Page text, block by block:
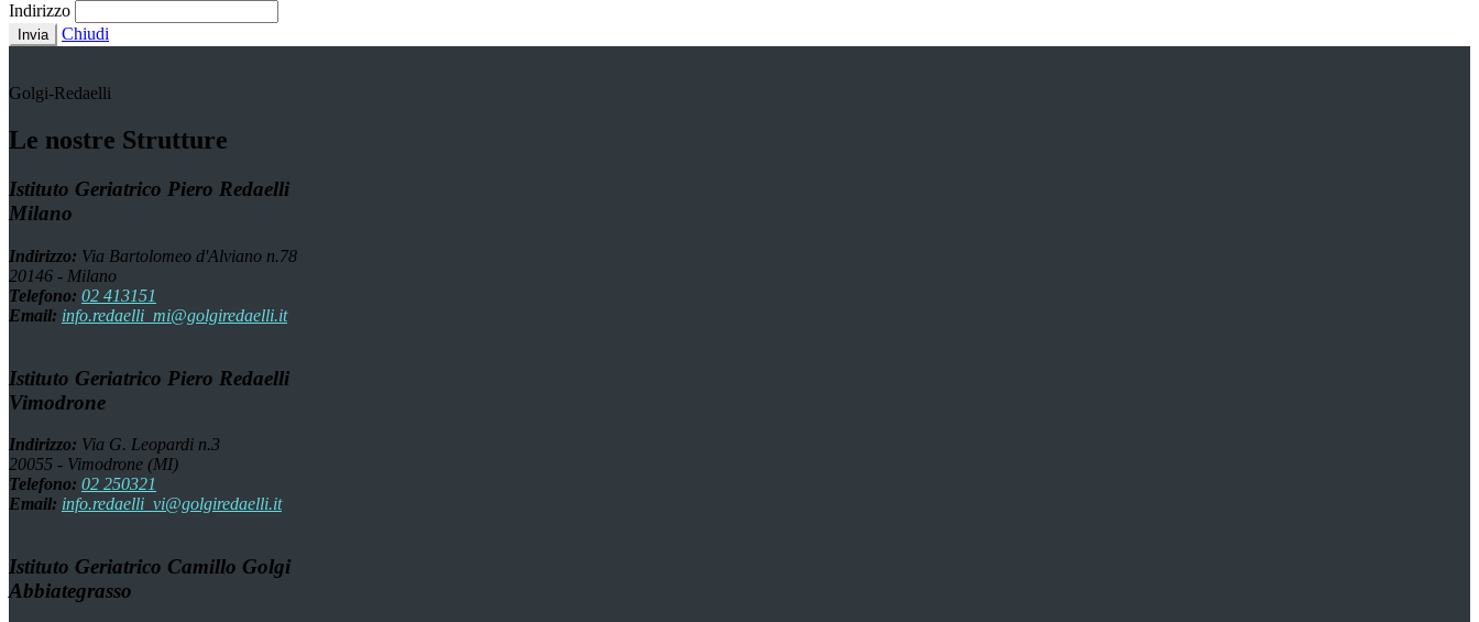
Indirizzo
Invia Chiudi
Golgi-Redaelli
Le nostre Strutture
Istituto Geriatrico Piero Redaelli
Milano
Indirizzo: Via Bartolomeo d'Alviano n.78
20146 - Milano
Telefono: 02 413151
Email: info.redaelli_mi@golgiredaelli.it
Istituto Geriatrico Piero Redaelli
Vimodrone
Indirizzo: Via G. Leopardi n.3
20055 - Vimodrone (MI)
Telefono: 02 250321
Email: info.redaelli_vi@golgiredaelli.it
Istituto Geriatrico Camillo Golgi
Abbiategrasso